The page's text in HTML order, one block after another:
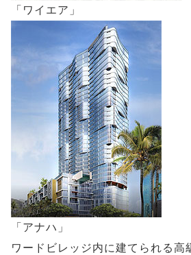
「ワイエア」
「アナハ」
ワードビレッジ内に建てられる高